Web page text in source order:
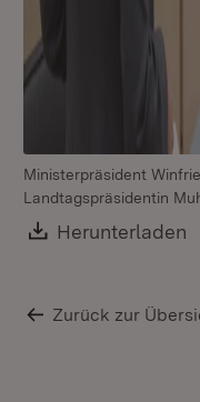
Ministerpräsident
Landtagspräsidentin
Download:
Herunterladen
Zurück zur